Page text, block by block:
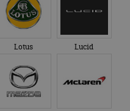
Lotus Lucid